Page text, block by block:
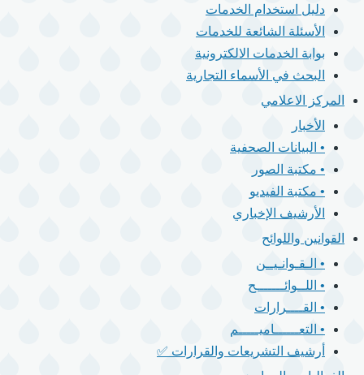
دليل استخدام الخدمات
الأسئلة الشائعة للخدمات
بوابة الخدمات الالكترونية
البحث في الأسماء التجارية
المركز الاعلامي
الأخبار
• البيانات الصحفية
• مكتبة الصور
• مكتبة الفيديو
الأرشيف الإخباري
القوانين واللوائح
• الـقـوانـيــن
• اللــوائـــــــح
• القــــرارات
• التعــــــاميـــــم
أرشيف التشريعات والقرارات ✅